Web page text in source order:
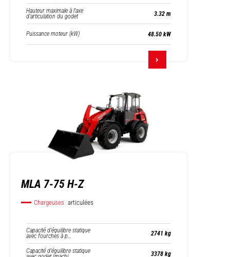
Hauteur maximale à l'axe
d'articulation du godet 3.32 m
Puissance moteur (kW) 48.50 kW
MLA 7-75 H-Z
Chargeuses articulées
Capacité d’équilibre statique
avec fourches à p… 2741 kg
Capacité d’équilibre statique 3378 kg